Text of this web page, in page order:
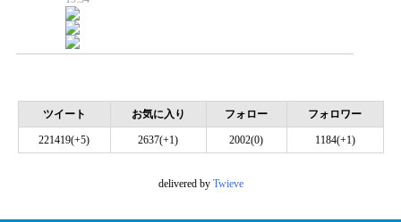
ツイート お気に入り フォロー フォロワー
221419(+5) 2637(+1) 2002(0) 1184(+1)
delivered by Twieve